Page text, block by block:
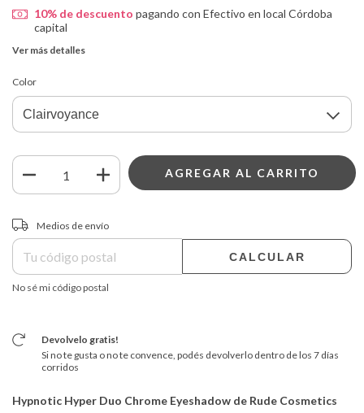
10% de descuento pagando con Efectivo en local Córdoba
capital
Ver más detalles
Color
Entregas para el CP:
Medios de envío
CALCULAR
No sé mi código postal
Devolvelo gratis!
Si no te gusta o no te convence, podés devolverlo dentro de los 7 días
corridos
Hypnotic Hyper Duo Chrome Eyeshadow de Rude Cosmetics